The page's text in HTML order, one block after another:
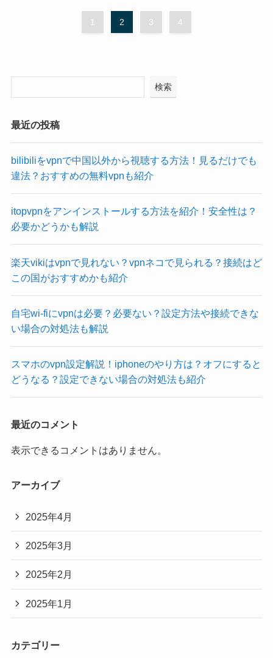
1 2 3 4
検索
最近の投稿
bilibiliをvpnで中国以外から視聴する方法！見るだけでも
違法？おすすめの無料vpnも紹介
itopvpnをアンインストールする方法を紹介！安全性は？
必要かどうかも解説
楽天vikiはvpnで見れない？vpnネコで見られる？接続はど
この国がおすすめかも紹介
自宅wi-fiにvpnは必要？必要ない？設定方法や接続できな
い場合の対処法も解説
スマホのvpn設定解説！iphoneのやり方は？オフにすると
どうなる？設定できない場合の対処法も紹介
最近のコメント
表示できるコメントはありません。
アーカイブ
2025年4月
2025年3月
2025年2月
2025年1月
カテゴリー